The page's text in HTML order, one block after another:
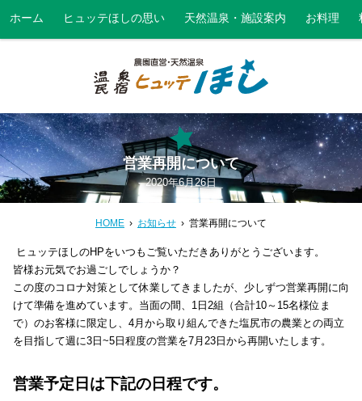
ホーム ヒュッテほしの思い 天然温泉・施設案内 お料理
営業再開について
2020年6月26日
HOME お知らせ 営業再開について
ヒュッテほしのHPをいつもご覧いただきありがとうございます。
皆様お元気でお過ごしでしょうか？
この度のコロナ対策として休業してきましたが、少しずつ営業再開に向
けて準備を進めています。当面の間、1日2組（合計10～15名様位ま
で）のお客様に限定し、4月から取り組んできた塩尻市の農業との両立
を目指して週に3日~5日程度の営業を7月23日から再開いたします。
営業予定日は下記の日程です。